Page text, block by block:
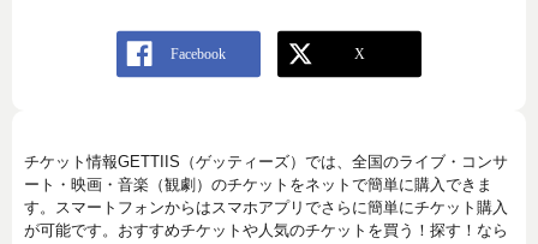
チケット情報GETTIIS（ゲッティーズ）では、全国のライブ・コンサ
ート・映画・音楽（観劇）のチケットをネットで簡単に購入できま
す。スマートフォンからはスマホアプリでさらに簡単にチケット購入
が可能です。おすすめチケットや人気のチケットを買う！探す！なら